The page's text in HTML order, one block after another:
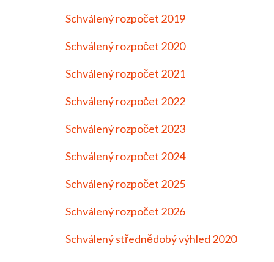
Schválený rozpočet 2019
Schválený rozpočet 2020
Schválený rozpočet 2021
Schválený rozpočet 2022
Schválený rozpočet 2023
Schválený rozpočet 2024
Schválený rozpočet 2025
Schválený rozpočet 2026
Schválený střednědobý výhled 2020